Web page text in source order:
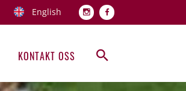
Topp
English
Hovedmeny
KONTAKT OSS